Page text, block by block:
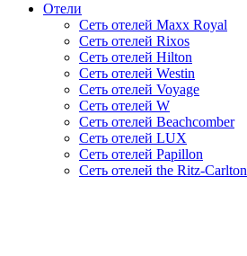
Отели
Сеть отелей Maxx Royal
Сеть отелей Rixos
Сеть отелей Hilton
Сеть отелей Westin
Сеть отелей Voyage
Сеть отелей W
Сеть отелей Beachcomber
Сеть отелей LUX
Сеть отелей Papillon
Сеть отелей the Ritz-Carlton